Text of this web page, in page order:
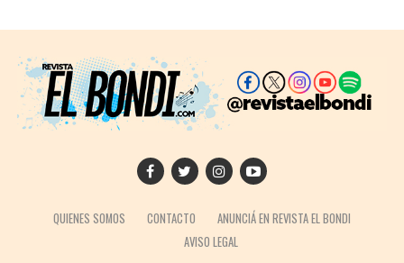
QUIENES SOMOS CONTACTO
ANUNCIÁ EN REVISTA EL BONDI
AVISO LEGAL